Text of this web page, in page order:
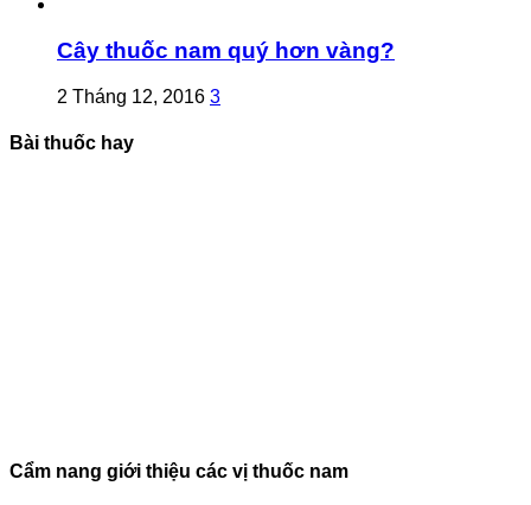
Cây thuốc nam quý hơn vàng?
2 Tháng 12, 2016 3
Bài thuốc hay
Cẩm nang giới thiệu các vị thuốc nam